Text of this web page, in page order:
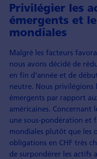
Privilégier les
émergents et
mondiales
Malgré les facteurs
nous avons décidé de
en fin d'année et de
neutre. Nous privilégions
émergents par rapport
américaines. Concernant
une sous-pondération et
mondiales plutôt que les
obligations en CHF très
de surpondérer les actifs